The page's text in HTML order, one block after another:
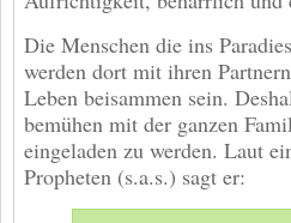
Die Menschen die ins
werden dort mit ihren
Leben beisammen sein.
bemühen mit der ganzen
eingeladen zu werden. Laut
Propheten (s.a.s.) sagt er: